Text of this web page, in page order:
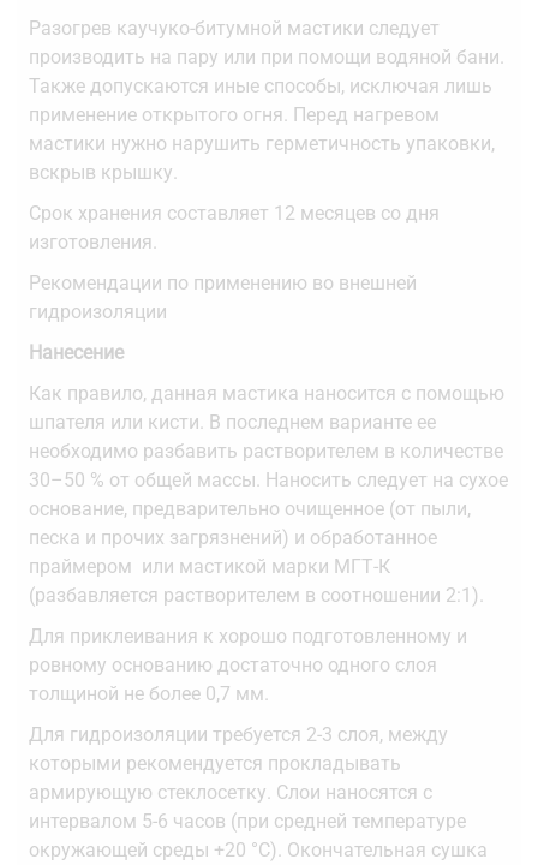
Разогрев каучуко-битумной мастики следует
производить на пару или при помощи водяной бани.
Также допускаются иные способы, исключая лишь
применение открытого огня. Перед нагревом
мастики нужно нарушить герметичность упаковки,
вскрыв крышку.
Срок хранения составляет 12 месяцев со дня
изготовления.
Рекомендации по применению во внешней
гидроизоляции
Нанесение
Как правило, данная мастика наносится с помощью
шпателя или кисти. В последнем варианте ее
необходимо разбавить растворителем в количестве
30–50 % от общей массы. Наносить следует на сухое
основание, предварительно очищенное (от пыли,
песка и прочих загрязнений) и обработанное
праймером или мастикой марки МГТ-К
(разбавляется растворителем в соотношении 2:1).
Для приклеивания к хорошо подготовленному и
ровному основанию достаточно одного слоя
толщиной не более 0,7 мм.
Для гидроизоляции требуется 2-3 слоя, между
которыми рекомендуется прокладывать
армирующую стеклосетку. Слои наносятся с
интервалом 5-6 часов (при средней температуре
окружающей среды +20 °С). Окончательная сушка